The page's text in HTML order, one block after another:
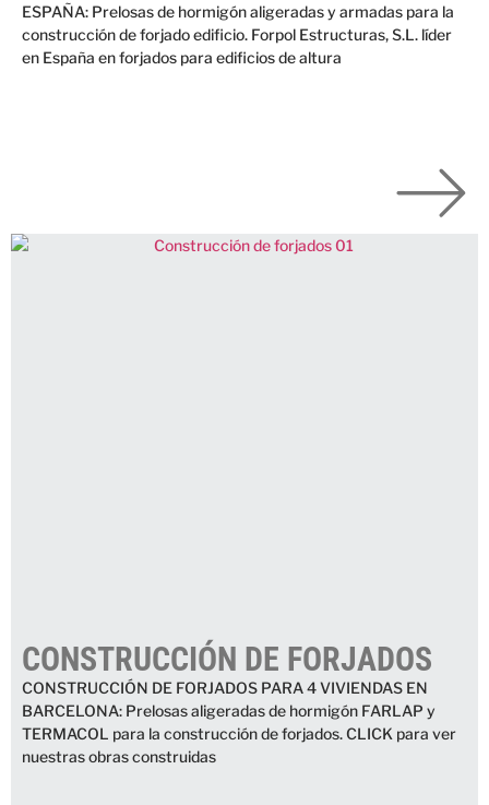
ESPAÑA: Prelosas de hormigón aligeradas y armadas para la
construcción de forjado edificio. Forpol Estructuras, S.L. líder
en España en forjados para edificios de altura
CONSTRUCCIÓN DE FORJADOS
CONSTRUCCIÓN DE FORJADOS PARA 4 VIVIENDAS EN
BARCELONA: Prelosas aligeradas de hormigón FARLAP y
TERMACOL para la construcción de forjados. CLICK para ver
nuestras obras construidas